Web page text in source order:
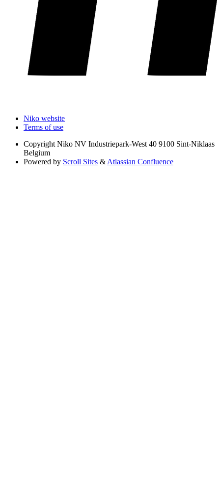
Niko website
Terms of use
Copyright Niko NV Industriepark-West 40 9100 Sint-Niklaas
Belgium
Powered by Scroll Sites & Atlassian Confluence